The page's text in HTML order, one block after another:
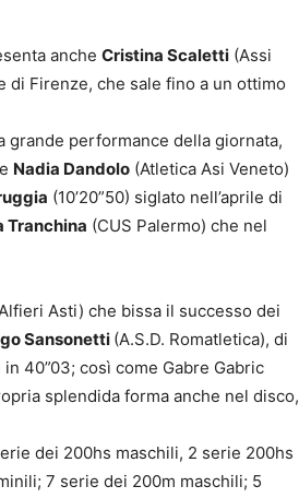
anche Cristina Scaletti (Assi
di Firenze, che sale fino a un ottimo
grande performance della giornata,
Nadia Dandolo (Atletica Asi Veneto)
(10’20”50) siglato nell’aprile di
Tranchina (CUS Palermo) che nel
Asti) che bissa il successo dei
Sansonetti (A.S.D. Romatletica), di
40”03; così come Gabre Gabric
splendida forma anche nel disco,
dei 200hs maschili, 2 serie 200hs
7 serie dei 200m maschili; 5